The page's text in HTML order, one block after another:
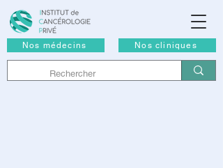
Nos médecins Nos cliniques